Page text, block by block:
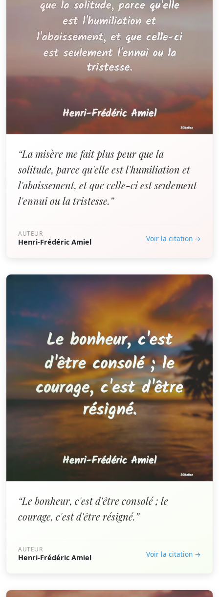
“La misère me fait plus peur que la
solitude, parce qu'elle est l'humiliation et
l'abaissement, et que celle-ci est seulement
l'ennui ou la tristesse.”
AUTEUR
Henri-Frédéric Amiel Voir la citation →
“Le bonheur, c'est d'être consolé ; le
courage, c'est d'être résigné.”
AUTEUR
Henri-Frédéric Amiel Voir la citation →